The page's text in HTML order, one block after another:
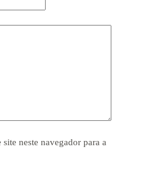
neste navegador para a